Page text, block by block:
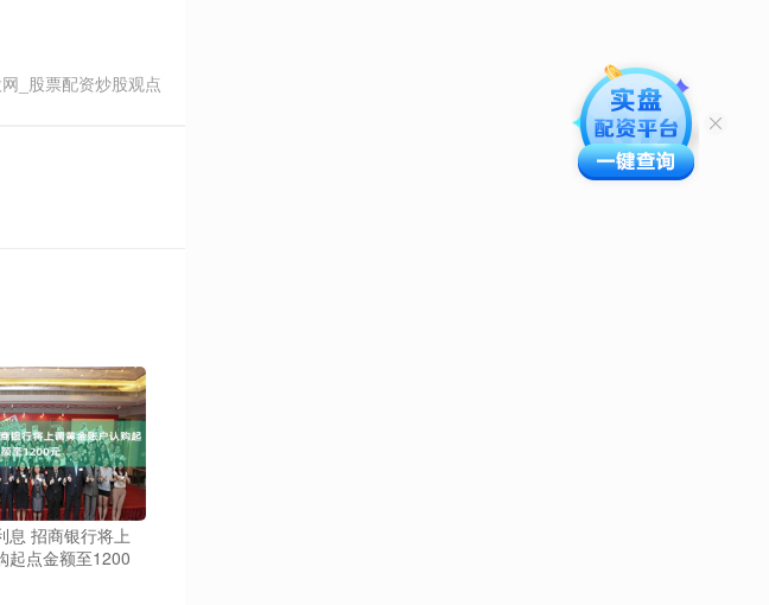
_股票配资炒股观点
息 招商银行将上
起点金额至1200